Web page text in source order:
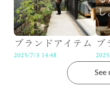
ブランドアイテム
2025/7/3 14:48
See